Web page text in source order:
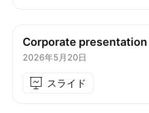
Corporate presentation
2026年5月20日
スライド